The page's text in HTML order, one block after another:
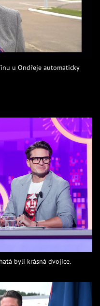
u Ondřeje automaticky
byli krásná dvojice.